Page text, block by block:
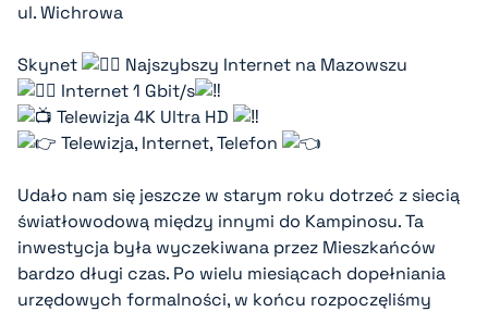
ul. Wichrowa
Skynet
Najszybszy Internet na Mazowszu
Internet 1 Gbit/s
Telewizja 4K Ultra HD
Telewizja, Internet, Telefon
Udało nam się jeszcze w starym roku dotrzeć z siecią
światłowodową między innymi do Kampinosu. Ta
inwestycja była wyczekiwana przez Mieszkańców
bardzo długi czas. Po wielu miesiącach dopełniania
urzędowych formalności, w końcu rozpoczęliśmy